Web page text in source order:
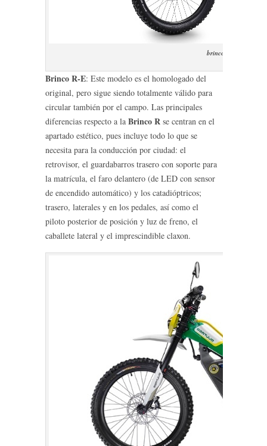
brinco-re-2016
Brinco R-E: Este modelo es el homologado del
original, pero sigue siendo totalmente válido para
circular también por el campo. Las principales
diferencias respecto a la Brinco R se centran en el
apartado estético, pues incluye todo lo que se
necesita para la conducción por ciudad: el
retrovisor, el guardabarros trasero con soporte para
la matrícula, el faro delantero (de LED con sensor
de encendido automático) y los catadióptricos;
trasero, laterales y en los pedales, así como el
piloto posterior de posición y luz de freno, el
caballete lateral y el imprescindible claxon.